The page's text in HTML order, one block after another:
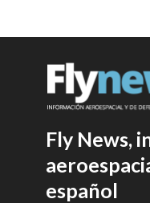
Fly News,
español